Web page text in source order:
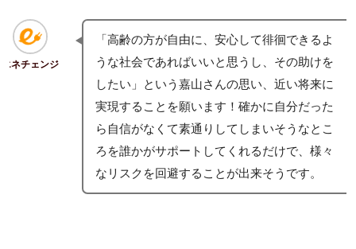
エネチェンジ
「高齢の方が自由に、安心して徘徊できるよ
うな社会であればいいと思うし、その助けを
したい」という嘉山さんの思い、近い将来に
実現することを願います！確かに自分だった
ら自信がなくて素通りしてしまいそうなとこ
ろを誰かがサポートしてくれるだけで、様々
なリスクを回避することが出来そうです。